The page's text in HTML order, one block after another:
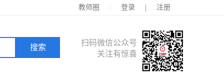
教师圈 | 登录 | 注册
扫码微信公众号
关注有惊喜